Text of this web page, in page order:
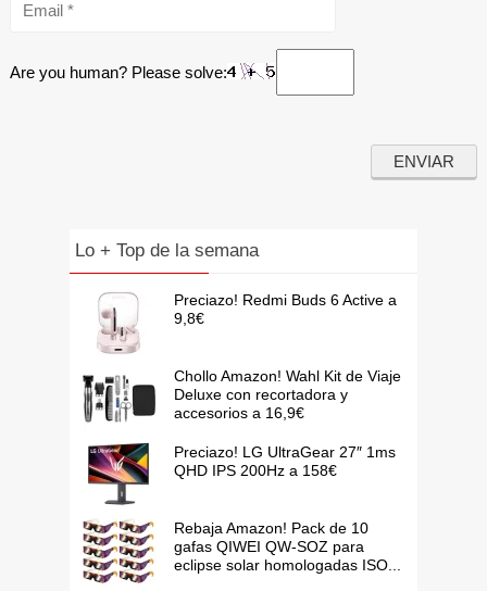
Are you human? Please solve:
Lo + Top de la semana
Preciazo! Redmi Buds 6 Active a
9,8€
Chollo Amazon! Wahl Kit de Viaje
Deluxe con recortadora y
accesorios a 16,9€
Preciazo! LG UltraGear 27″ 1ms
QHD IPS 200Hz a 158€
Rebaja Amazon! Pack de 10
gafas QIWEI QW-SOZ para
eclipse solar homologadas ISO...